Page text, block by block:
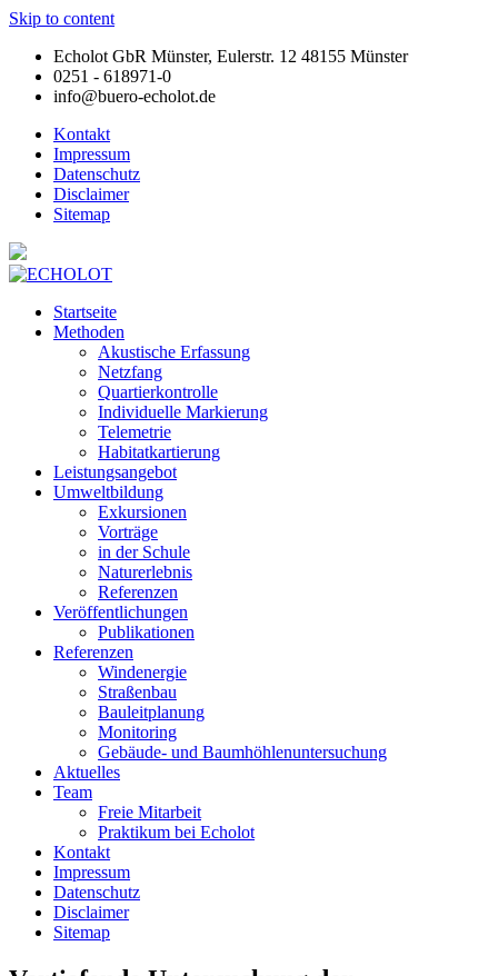
Skip to content
Echolot GbR Münster, Eulerstr. 12 48155 Münster
0251 - 618971-0
info@buero-echolot.de
Kontakt
Impressum
Datenschutz
Disclaimer
Sitemap
Startseite
Methoden
Akustische Erfassung
Netzfang
Quartierkontrolle
Individuelle Markierung
Telemetrie
Habitatkartierung
Leistungsangebot
Umweltbildung
Exkursionen
Vorträge
in der Schule
Naturerlebnis
Referenzen
Veröffentlichungen
Publikationen
Referenzen
Windenergie
Straßenbau
Bauleitplanung
Monitoring
Gebäude- und Baumhöhlenuntersuchung
Aktuelles
Team
Freie Mitarbeit
Praktikum bei Echolot
Kontakt
Impressum
Datenschutz
Disclaimer
Sitemap